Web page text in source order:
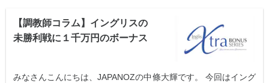
【調教師コラム】イングリスの
未勝利戦に１千万円のボーナス
みなさんこんにちは、JAPANOZの中條大輝です。 今回はイング